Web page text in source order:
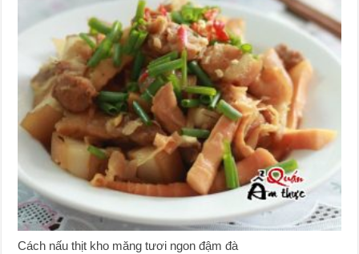
Cách nấu thịt kho măng tươi ngon đậm đà